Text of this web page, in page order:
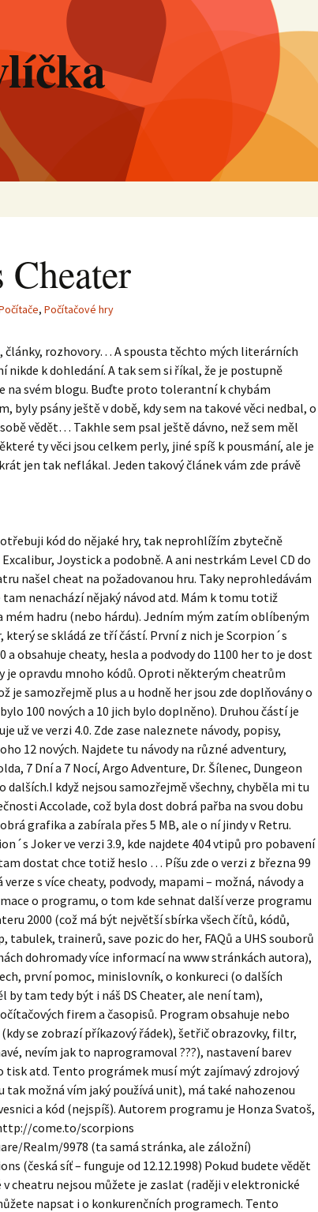
Cheater
, Počítačové hry
články, rozhovory… A spousta těchto mých literárních
nikde k dohledání. A tak sem si říkal, že je postupně
na svém blogu. Buďte proto tolerantní k chybám
byly psány ještě v době, kdy sem na takové věci nedbal, o
vědět… Takhle sem psal ještě dávno, než sem měl
ty věci jsou celkem perly, jiné spíš k pousmání, ale je
jen tak neflákal. Jeden takový článek vám zde právě
kód do nějaké hry, tak neprohlížím zbytečně
Joystick a podobně. A ani nestrkám Level CD do
našel cheat na požadovanou hru. Taky neprohledávám
nenachází nějaký návod atd. Mám k tomu totiž
mém hadru (nebo hárdu). Jedním mým zatím oblíbeným
se skládá ze tří částí. První z nich je Scorpion´s
a obsahuje cheaty, hesla a podvody do 1100 her to je dost
je opravdu mnoho kódů. Oproti některým cheatrům
je samozřejmě plus a u hodně her jsou zde doplňovány o
100 nových a 10 jich bylo doplněno). Druhou částí je
už ve verzi 4.0. Zde zase naleznete návody, popisy,
12 nových. Najdete tu návody na různé adventury,
7 Dní a 7 Nocí, Argo Adventure, Dr. Šílenec, Dungeon
dalších.I když nejsou samozřejmě všechny, chyběla mi tu
Accolade, což byla dost dobrá pařba na svou dobu
grafika a zabírala přes 5 MB, ale o ní jindy v Retru.
Joker ve verzi 3.9, kde najdete 404 vtipů pro pobavení
dostat chce totiž heslo … Píšu zde o verzi z března 99
s více cheaty, podvody, mapami – možná, návody a
o programu, o tom kde sehnat další verze programu
2000 (což má být největší sbírka všech čítů, kódů,
trainerů, save pozic do her, FAQů a UHS souborů
dohromady více informací na www stránkách autora),
první pomoc, minislovník, o konkureci (o dalších
by tam tedy být i náš DS Cheater, ale není tam),
firem a časopisů. Program obsahuje nebo
se zobrazí příkazový řádek), šetřič obrazovky, filtr,
nevím jak to naprogramoval ???), nastavení barev
tisk atd. Tento prográmek musí mýt zajímavý zdrojový
tak možná vím jaký používá unit), má také nahozenou
a kód (nejspíš). Autorem programu je Honza Svatoš,
come.to/scorpions
Realm/9978 (ta samá stránka, ale záložní)
(česká síť – funguje od 12.12.1998) Pokud budete vědět
cheatru nejsou můžete je zaslat (raději v elektronické
napsat i o konkurenčních programech. Tento